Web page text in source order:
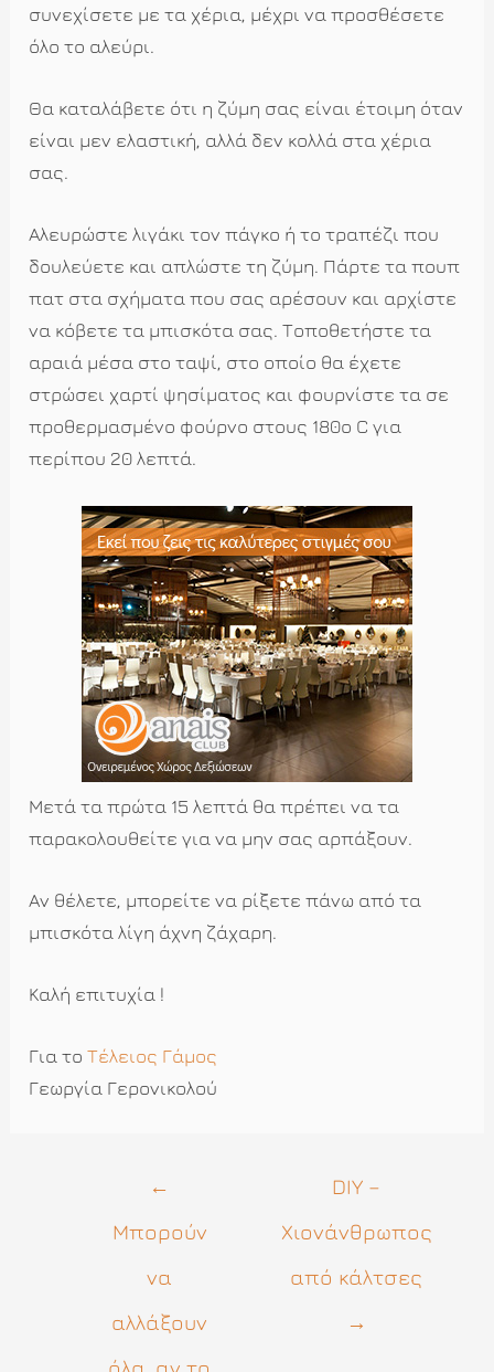
συνεχίσετε με τα χέρια, μέχρι να προσθέσετε
όλο το αλεύρι.
Θα καταλάβετε ότι η ζύμη σας είναι έτοιμη όταν
είναι μεν ελαστική, αλλά δεν κολλά στα χέρια
σας.
Αλευρώστε λιγάκι τον πάγκο ή το τραπέζι που
δουλεύετε και απλώστε τη ζύμη. Πάρτε τα πουπ
πατ στα σχήματα που σας αρέσουν και αρχίστε
να κόβετε τα μπισκότα σας. Τοποθετήστε τα
αραιά μέσα στο ταψί, στο οποίο θα έχετε
στρώσει χαρτί ψησίματος και φουρνίστε τα σε
προθερμασμένο φούρνο στους 180ο C για
περίπου 20 λεπτά.
Μετά τα πρώτα 15 λεπτά θα πρέπει να τα
παρακολουθείτε για να μην σας αρπάξουν.
Αν θέλετε, μπορείτε να ρίξετε πάνω από τα
μπισκότα λίγη άχνη ζάχαρη.
Καλή επιτυχία !
Για τοΤέλειος Γάμος
Γεωργία Γερονικολού
←
Μπορούν
να
αλλάξουν
DIY –
Χιονάνθρωπος
από κάλτσες
→